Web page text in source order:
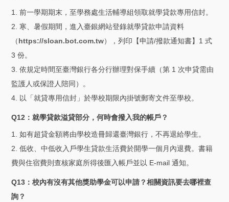
1. 前一學期期末，至學務處生活輔導組領取就學貸款專用信封。
2. 寒、暑假期間，進入臺銀網站登錄就學貸款申請資料
（https://sloan.bot.com.tw），列印【申請/撥款通知書】1 式
3 份。
3. 依規定時間至臺灣銀行各分行辦理對保手續（第 1 次申貸需由
監護人或保證人陪同）。
4. 以「就貸專用信封」於學校期限內掛號郵寄文件至學校。
Q12：就學貸款溢貸部分，何時會撥入我的帳戶？
1. 如有超貸金額將由學校造冊歸還臺灣銀行，不再退給學生。
2. 低收、中低收入戶學生貸款生活費於開學一個月內退費。書籍
費與住宿費則查核家庭所得後匯入帳戶並以 E-mail 通知。
Q13：校內有沒有其他獎助學金可以申請？相關資訊要去哪裡查
詢？